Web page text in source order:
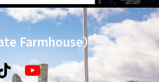
Farmhouse）